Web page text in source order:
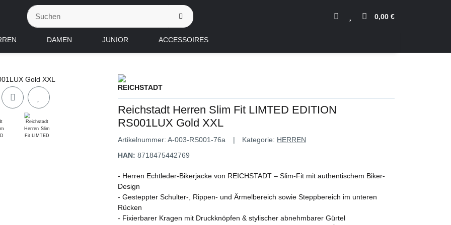
0,00 €
DAMEN JUNIOR ACCESSOIRES
Reichstadt Herren Slim Fit LIMTED EDITION
RS001LUX Gold XXL
Artikelnummer: A-003-RS001-76a Kategorie: HERREN
HAN: 8718475442769
- Herren Echtleder-Bikerjacke von REICHSTADT – Slim-Fit mit authentischem Biker-
Design
- Gesteppter Schulter-, Rippen- und Ärmelbereich sowie Steppbereich im unteren
Rücken
- Fixierbarer Kragen mit Druckknöpfen & stylischer abnehmbarer Gürtel